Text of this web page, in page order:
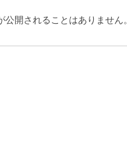
公開されることはありません。